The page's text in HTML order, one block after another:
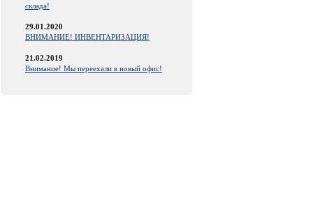
склада!
29.01.2020
ВНИМАНИЕ! ИНВЕНТАРИЗАЦИЯ!
21.02.2019
Внимание! Мы переехали в новый офис!